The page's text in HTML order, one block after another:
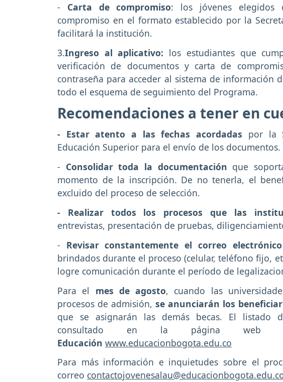
- Carta de compromiso: los jóvenes elegidos
compromiso en el formato establecido por la
facilitará la institución.
3.Ingreso al aplicativo: los estudiantes que
verificación de documentos y carta de
contraseña para acceder al sistema de información
todo el esquema de seguimiento del Programa.
Recomendaciones a tener en
- Estar atento a las fechas acordadas por la
Educación Superior para el envío de los documentos.
- Consolidar toda la documentación que
momento de la inscripción. De no tenerla, el
excluido del proceso de selección.
- Realizar todos los procesos que las
entrevistas, presentación de pruebas,
- Revisar constantemente el correo electrónico
brindados durante el proceso (celular, teléfono fijo,
logre comunicación durante el período de
Para el mes de agosto, cuando las
procesos de admisión, se anunciarán los
que se asignarán las demás becas. El listado
consultado en la página
Educación www.educacionbogota.edu.co
Para más información e inquietudes sobre el
correo